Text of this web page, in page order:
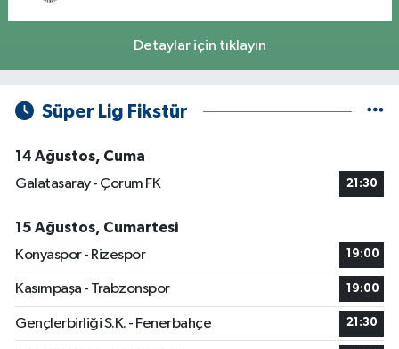
Detaylar için tıklayın
Süper Lig Fikstür
14 Ağustos, Cuma
Galatasaray - Çorum FK
21:30
15 Ağustos, Cumartesi
Konyaspor - Rizespor
19:00
Kasımpaşa - Trabzonspor 19:00
Gençlerbirliği S.K. - Fenerbahçe 21:30